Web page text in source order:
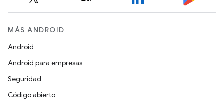
MÁS ANDROID
Android
Android para empresas
Seguridad
Código abierto